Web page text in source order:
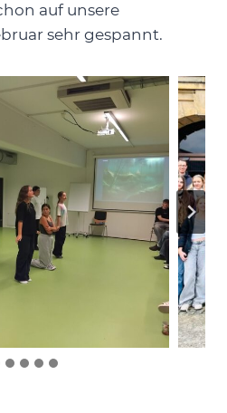
auf unsere
sehr gespannt.